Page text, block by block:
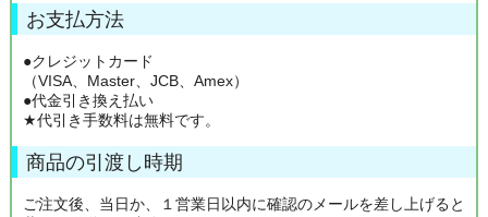
お支払方法
●クレジットカード
（VISA、Master、JCB、Amex）
●代金引き換え払い
★代引き手数料は無料です。
商品の引渡し時期
ご注文後、当日か、１営業日以内に確認のメールを差し上げると